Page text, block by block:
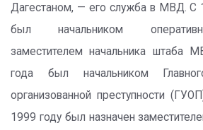
Дагестаном, — его служба в МВД. С
был начальником
заместителем начальника штаба
года был начальником
организованной преступности
1999 году был назначен